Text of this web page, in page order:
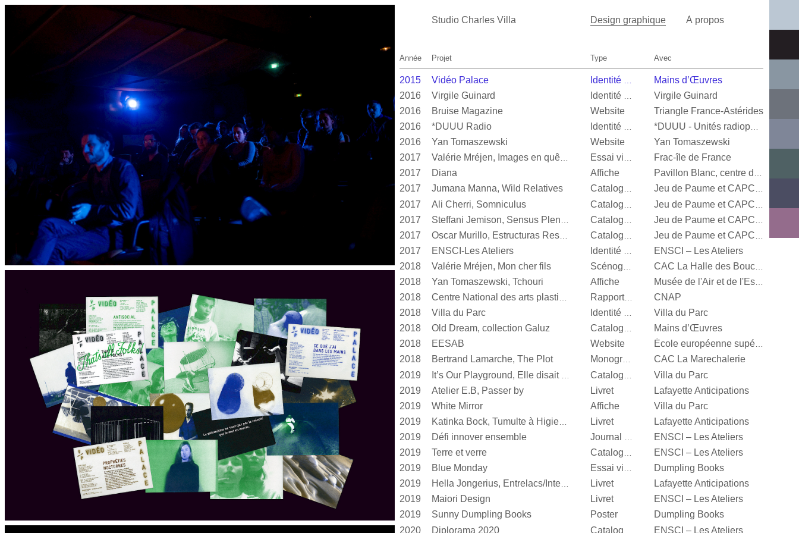
Studio Charles Villa Design graphique À propos
Année Projet Type Avec
2015 Vidéo Palace
Mains d’Œuvres
2016
Virgile Guinard
Virgile Guinard
2016
Bruise Magazine Website
Triangle France-Astérides
2016
*DUUU Radio Identité visuelle *DUUU - Unités radiophoniques mobiles
2016 Yan Tomaszewski Website
Yan Tomaszewski
2017
Valérie Mréjen, Images en quête d'histoires Essai visuel
Frac-île de France
2017
Diana Affiche Pavillon Blanc, centre d’art contemporain de la Ville de Colomiers
2017 Jumana Manna, Wild Relatives Catalogue d’exposition Jeu de Paume et CAPC Bordeaux
2017 Ali Cherri, Somniculus
2017
2017 Oscar Murillo, Estructuras Resonantes
2017 ENSCI-Les Ateliers
ENSCI – Les Ateliers
2018
Valérie Mréjen, Mon cher fils
2018 Yan Tomaszewski, Tchouri Affiche Musée de l'Air et de l'Espace
2018 Centre National des arts plastiques Rapport d’activité
CNAP
2018
Villa du Parc Identité visuelle
Villa du Parc
2018
Old Dream, collection Galuz Catalogue d’exposition
Mains d’Œuvres
2018
EESAB Website École européenne supérieure d'art de Bretagne
2018 Bertrand Lamarche, The Plot Monographie
CAC La Marechalerie
2019
Villa du Parc
2019
Atelier E.B, Passer by Livret
Lafayette Anticipations
2019
White Mirror Affiche
Villa du Parc
2019
Katinka Bock, Tumulte à Higienopolis Livret
Lafayette Anticipations
2019
Défi innover ensemble
ENSCI – Les Ateliers
2019
Terre et verre Catalogue d’exposition
ENSCI – Les Ateliers
2019
Blue Monday Essai visuel
Dumpling Books
2019
Hella Jongerius, Entrelacs/Interlace Livret
Lafayette Anticipations
2019
Maiori Design Livret
ENSCI – Les Ateliers
2019
Sunny Dumpling Books Poster
Dumpling Books
2020
Diplorama 2020 ENSCI – Les Ateliers